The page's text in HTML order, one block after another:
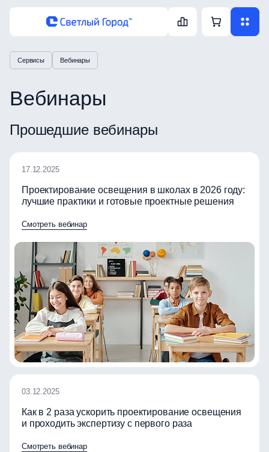
Сервисы Вебинары
Вебинары
Прошедшие вебинары
17.12.2025
Проектирование освещения в школах в 2026 году:
лучшие практики и готовые проектные решения
Смотреть вебинар
03.12.2025
Как в 2 раза ускорить проектирование освещения
и проходить экспертизу с первого раза
Смотреть вебинар